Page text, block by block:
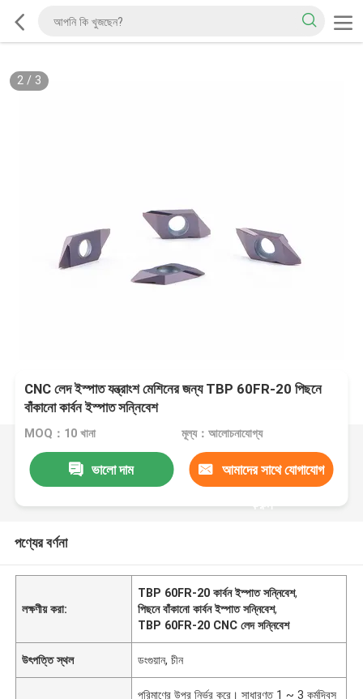
2/ 3
CNC লেদ ইস্পাত যন্ত্রাংশ মেশিনের জন্য TBP 60FR-20 পিছনে
বাঁকানো কার্বন ইস্পাত সন্নিবেশ
MOQ：10 খানা মূল্য：আলোচনাযোগ্য
ভালো দাম আমাদের সাথে যোগাযোগ
করুন
পণ্যের বর্ণনা
লক্ষণীয় করা:
TBP 60FR-20 কার্বন ইস্পাত সন্নিবেশ,
পিছনে বাঁকানো কার্বন ইস্পাত সন্নিবেশ,
TBP 60FR-20 CNC লেদ সন্নিবেশ
উৎপত্তি স্থল ডংগুয়ান, চীন
পরিমাণের উপর নির্ভর করে। সাধারণত 1 ~ 3 কর্মদিবস